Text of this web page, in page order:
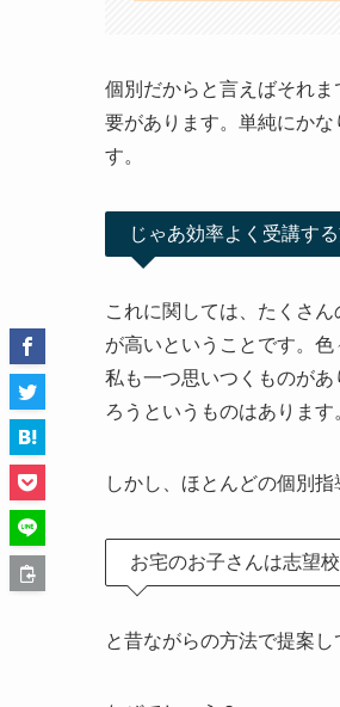
個別だからと言えばそれ
要があります。単純にか
す。
じゃあ効率よく受講す
これに関しては、たくさ
が高いということです。
私も一つ思いつくものが
ろうというものはあります
しかし、ほとんどの個別指
お宅のお子さんは志望
と昔ながらの方法で提案し